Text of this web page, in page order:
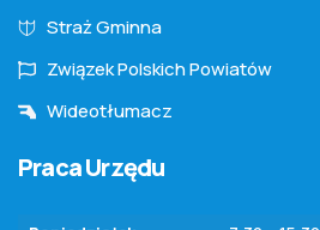
Praca Urzędu
Straż Gminna
Związek Polskich Powiatów
Wideotłumacz